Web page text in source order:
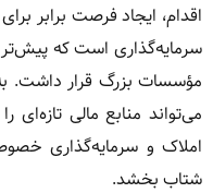
اقدام، ایجاد فرصت برابر
سرمایه‌گذاری است که پیش‌تر
مؤسسات بزرگ قرار داشت.
می‌تواند منابع مالی تازه‌ای
املاک و سرمایه‌گذاری
شتاب بخشد.